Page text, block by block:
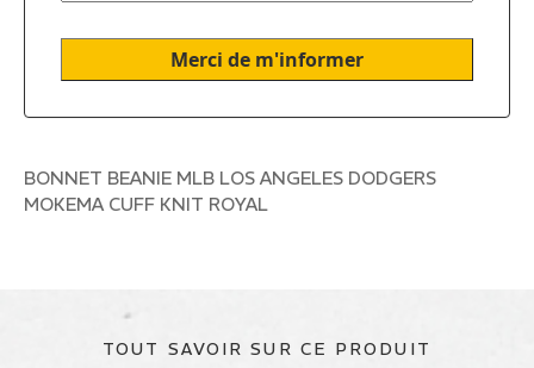
BONNET BEANIE MLB LOS ANGELES DODGERS
MOKEMA CUFF KNIT ROYAL
TOUT SAVOIR SUR CE PRODUIT